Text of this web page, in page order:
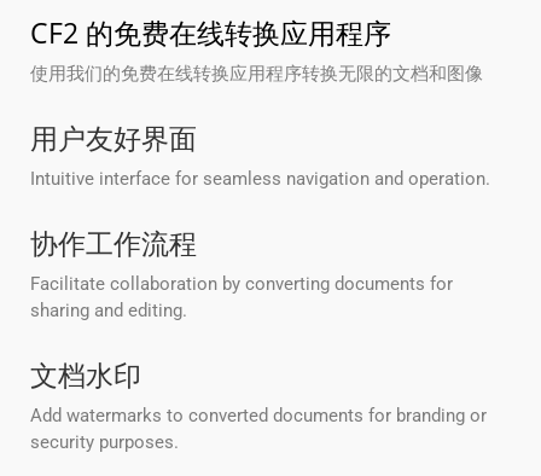
CF2 的免费在线转换应用程序
使用我们的免费在线转换应用程序转换无限的文档和图像
用户友好界面
Intuitive interface for seamless navigation and operation.
协作工作流程
Facilitate collaboration by converting documents for
sharing and editing.
文档水印
Add watermarks to converted documents for branding or
security purposes.